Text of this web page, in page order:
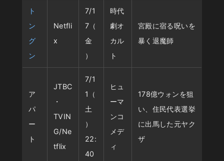
ト
ン
グ
ン
Netfli
x
7/1
7（
金
）
時代
劇オ
カル
ト
宮殿に宿る呪いを
暴く退魔師
ア
パ
ー
ト
JTBC
・
TVIN
G/Ne
tflix
7/1
1（
土
）
22:
40
ヒュ
ーマ
ンコ
メデ
ィ
178億ウォンを狙
い、住民代表選挙
に出馬した元ヤク
ザ